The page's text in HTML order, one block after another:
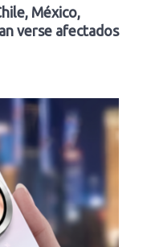
México,
verse afectados